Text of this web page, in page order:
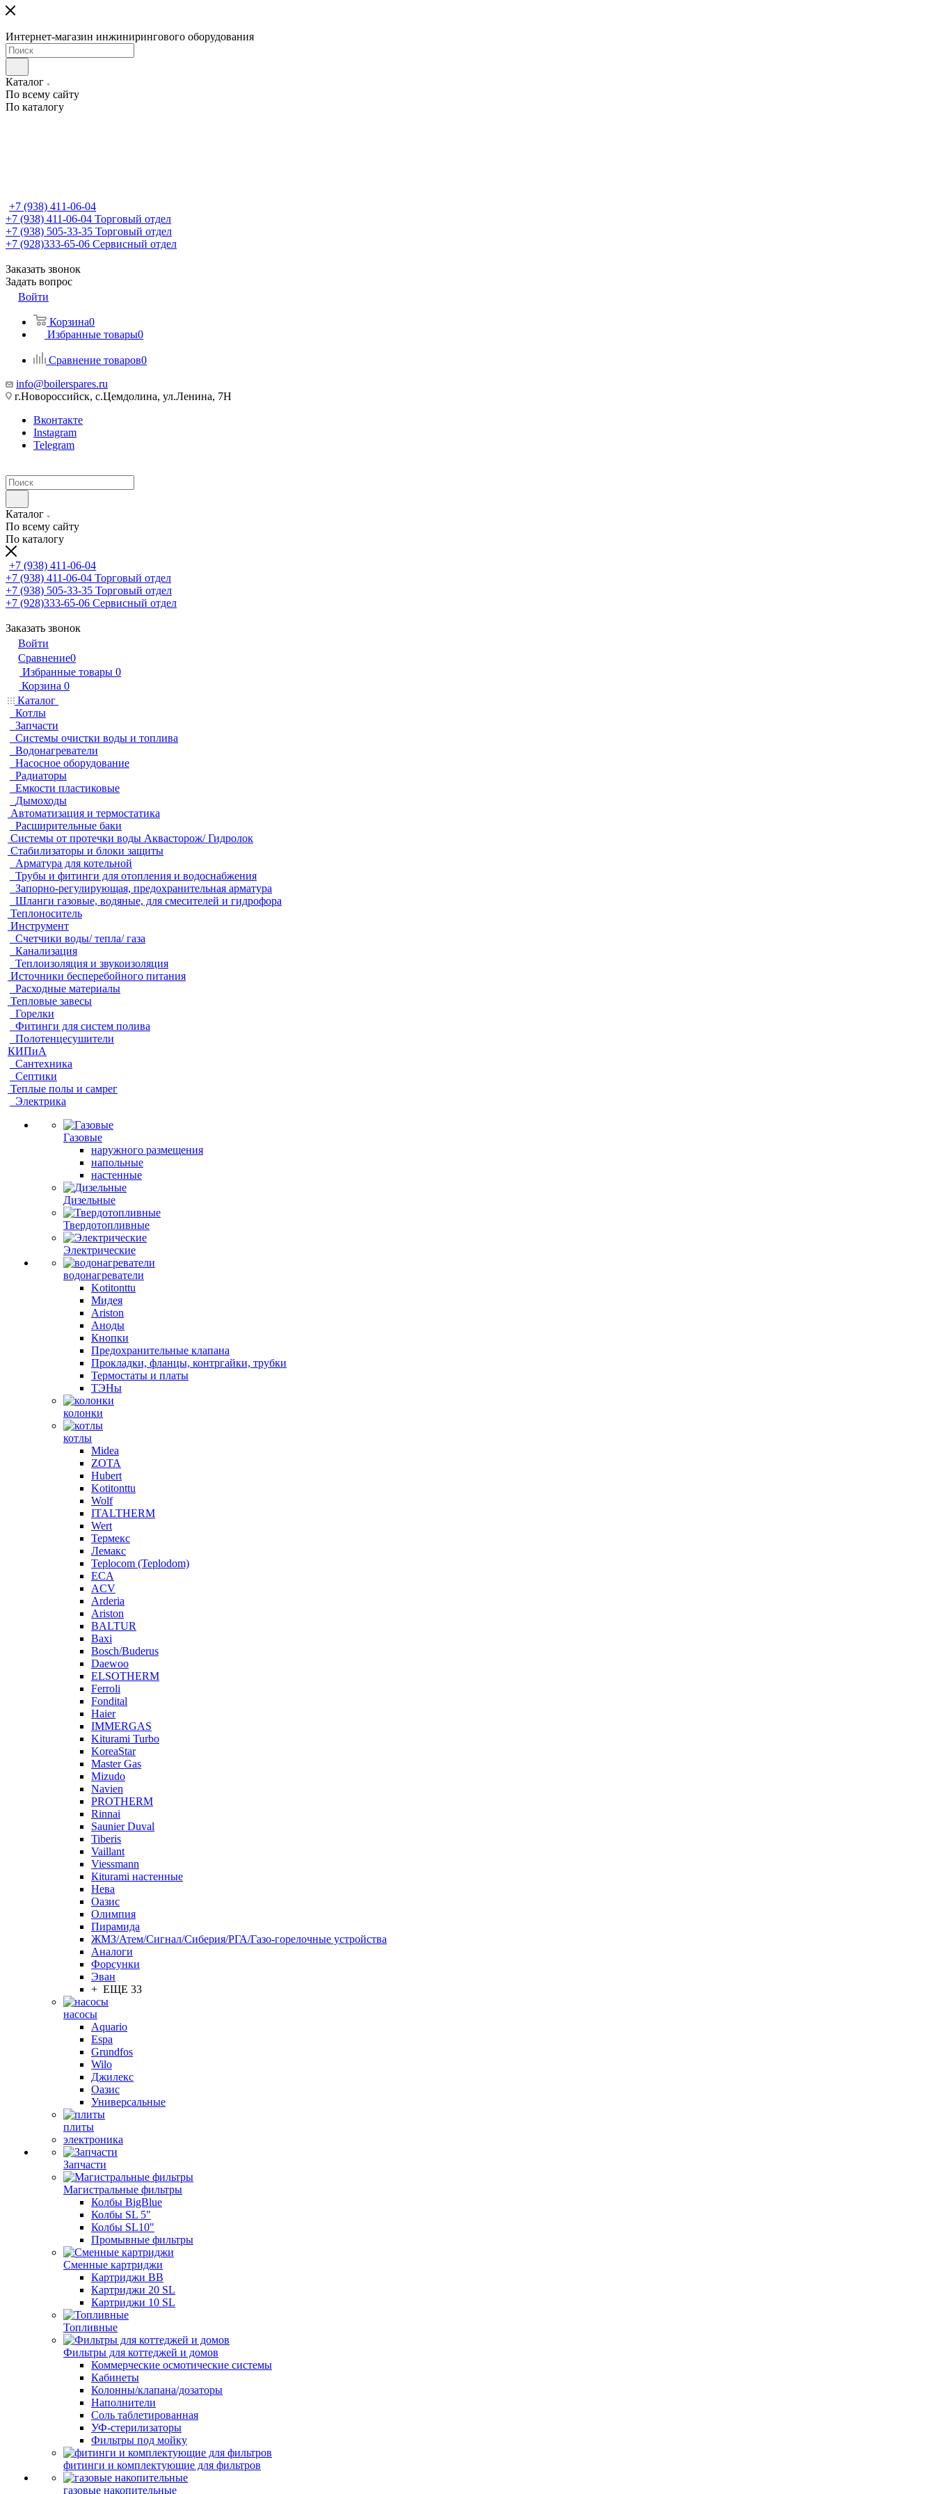
Интернет-магазин инжинирингового оборудования
Каталог
По всему сайту
По каталогу
+7 (938) 411-06-04
+7 (938) 411-06-04 Торговый отдел
+7 (938) 505-33-35 Торговый отдел
+7 (928)333-65-06 Сервисный отдел
Заказать звонок
Задать вопрос
Войти
Корзина0
Избранные товары0
Сравнение товаров0
info@boilerspares.ru
г.Новороссийск, с.Цемдолина, ул.Ленина, 7Н
Вконтакте
Instagram
Telegram
Каталог
По всему сайту
По каталогу
+7 (938) 411-06-04
+7 (938) 411-06-04 Торговый отдел
+7 (938) 505-33-35 Торговый отдел
+7 (928)333-65-06 Сервисный отдел
Заказать звонок
Войти
Сравнение0
Избранные товары 0
Корзина 0
Каталог
Котлы
Запчасти
Системы очистки воды и топлива
Водонагреватели
Насосное оборудование
Радиаторы
Емкости пластиковые
Дымоходы
Автоматизация и термостатика
Расширительные баки
Системы от протечки воды Аквасторож/ Гидролок
Стабилизаторы и блоки защиты
Арматура для котельной
Трубы и фитинги для отопления и водоснабжения
Запорно-регулирующая, предохранительная арматура
Шланги газовые, водяные, для смесителей и гидрофора
Теплоноситель
Инструмент
Счетчики воды/ тепла/ газа
Канализация
Теплоизоляция и звукоизоляция
Источники бесперебойного питания
Расходные материалы
Тепловые завесы
Горелки
Фитинги для систем полива
Полотенцесушители
КИПиА
Сантехника
Септики
Теплые полы и самрег
Электрика
Газовые
наружного размещения
напольные
настенные
Дизельные
Твердотопливные
Электрические
водонагреватели
Kotitonttu
Мидея
Ariston
Аноды
Кнопки
Предохранительные клапана
Прокладки, фланцы, контргайки, трубки
Термостаты и платы
ТЭНы
колонки
котлы
Midea
ZOTA
Hubert
Kotitonttu
Wolf
ITALTHERM
Wert
Термекс
Лемакс
Teplocom (Teplodom)
ECA
ACV
Arderia
Ariston
BALTUR
Baxi
Bosch/Buderus
Daewoo
ELSOTHERM
Ferroli
Fondital
Haier
IMMERGAS
Kiturami Turbo
KoreaStar
Master Gas
Mizudo
Navien
PROTHERM
Rinnai
Saunier Duval
Tiberis
Vaillant
Viessmann
Кiturami настенные
Нева
Оазис
Олимпия
Пирамида
ЖМЗ/Атем/Сигнал/Сиберия/РГА/Газо-горелочные устройства
Aналоги
Форсунки
Эван
+ ЕЩЕ 33
насосы
Aquario
Espa
Grundfos
Wilo
Джилекс
Оазис
Универсальные
плиты
электроника
Запчасти
Магистральные фильтры
Колбы BigBlue
Колбы SL 5"
Колбы SL10"
Промывные фильтры
Сменные картриджи
Картриджи BB
Картриджи 20 SL
Картриджи 10 SL
Топливные
Фильтры для коттеджей и домов
Коммерческие осмотические системы
Кабинеты
Колонны/клапана/дозаторы
Наполнители
Соль таблетированная
УФ-стерилизаторы
Фильтры под мойку
фитинги и комплектующие для фильтров
газовые накопительные